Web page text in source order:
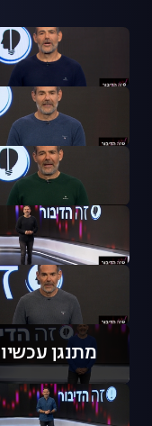
מתנגן עכשיו